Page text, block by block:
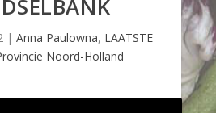
| Anna Paulowna, LAATSTE
Noord-Holland